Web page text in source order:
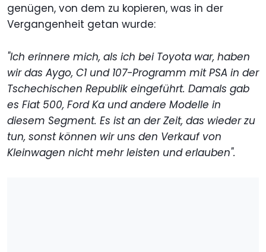
genügen, von dem zu kopieren, was in der
Vergangenheit getan wurde:
"Ich erinnere mich, als ich bei Toyota war, haben
wir das Aygo, C1 und 107-Programm mit PSA in der
Tschechischen Republik eingeführt. Damals gab
es Fiat 500, Ford Ka und andere Modelle in
diesem Segment. Es ist an der Zeit, das wieder zu
tun, sonst können wir uns den Verkauf von
Kleinwagen nicht mehr leisten und erlauben".